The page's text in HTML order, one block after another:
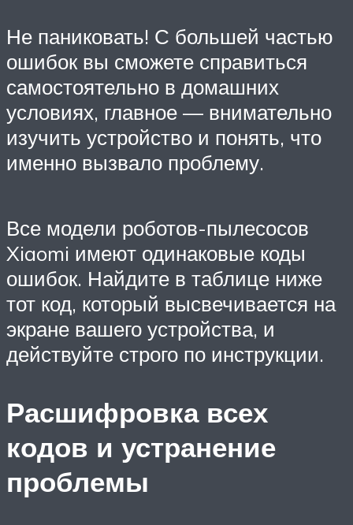
Не паниковать! С большей частью
ошибок вы сможете справиться
самостоятельно в домашних
условиях, главное — внимательно
изучить устройство и понять, что
именно вызвало проблему.
Все модели роботов-пылесосов
Xiaomi имеют одинаковые коды
ошибок. Найдите в таблице ниже
тот код, который высвечивается на
экране вашего устройства, и
действуйте строго по инструкции.
Расшифровка всех
кодов и устранение
проблемы